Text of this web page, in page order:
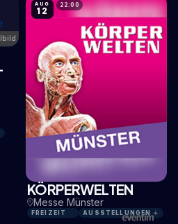
AUG
12
22:00
1,9 KM
KÖRPERWELTEN
Messe Münster
FREIZEIT AUSSTELLUNGEN